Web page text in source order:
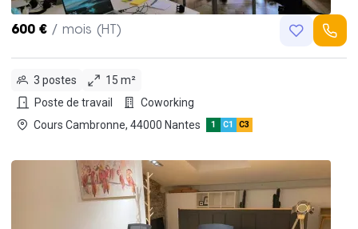
600 € / mois (HT)
3 postes
15 m²
Poste de travail
Coworking
Cours Cambronne, 44000 Nantes
1 C1 C3